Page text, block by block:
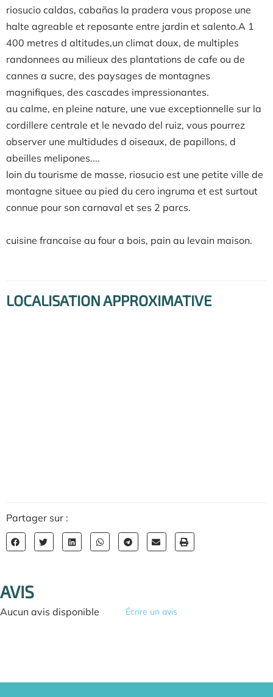
riosucio caldas, cabañas la pradera vous propose une
halte agreable et reposante entre jardin et salento.A 1
400 metres d altitudes,un climat doux, de multiples
randonnees au milieux des plantations de cafe ou de
cannes a sucre, des paysages de montagnes
magnifiques, des cascades impressionantes.
au calme, en pleine nature, une vue exceptionnelle sur la
cordillere centrale et le nevado del ruiz, vous pourrez
observer une multidudes d oiseaux, de papillons, d
abeilles melipones....
loin du tourisme de masse, riosucio est une petite ville de
montagne situee au pied du cero ingruma et est surtout
connue pour son carnaval et ses 2 parcs.
cuisine francaise au four a bois, pain au levain maison.
LOCALISATION APPROXIMATIVE
Partager sur :
AVIS
Aucun avis disponible Écrire un avis